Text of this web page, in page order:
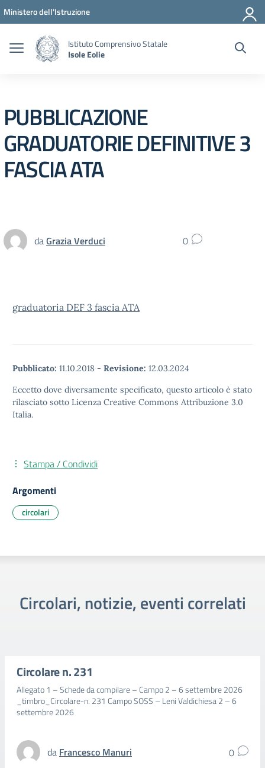
Vai ai contenuti
Vai al menu di navigazione
Vai al footer
Ministero dell'Istruzione
Istituto Comprensivo Statale
Isole Eolie
PUBBLICAZIONE
GRADUATORIE DEFINITIVE 3
FASCIA ATA
daGrazia Verduci 0
graduatoria DEF 3 fascia ATA
Pubblicato: 11.10.2018 - Revisione: 12.03.2024
Eccetto dove diversamente specificato, questo articolo è stato
rilasciato sotto Licenza Creative Commons Attribuzione 3.0
Italia.
Stampa / Condividi
Argomenti
circolari
Circolari, notizie, eventi correlati
Circolare n. 231
Allegato 1 – Schede da compilare – Campo 2 – 6 settembre 2026
_timbro_Circolare-n. 231 Campo SOSS – Leni Valdichiesa 2 – 6
settembre 2026
da Francesco Manuri 0